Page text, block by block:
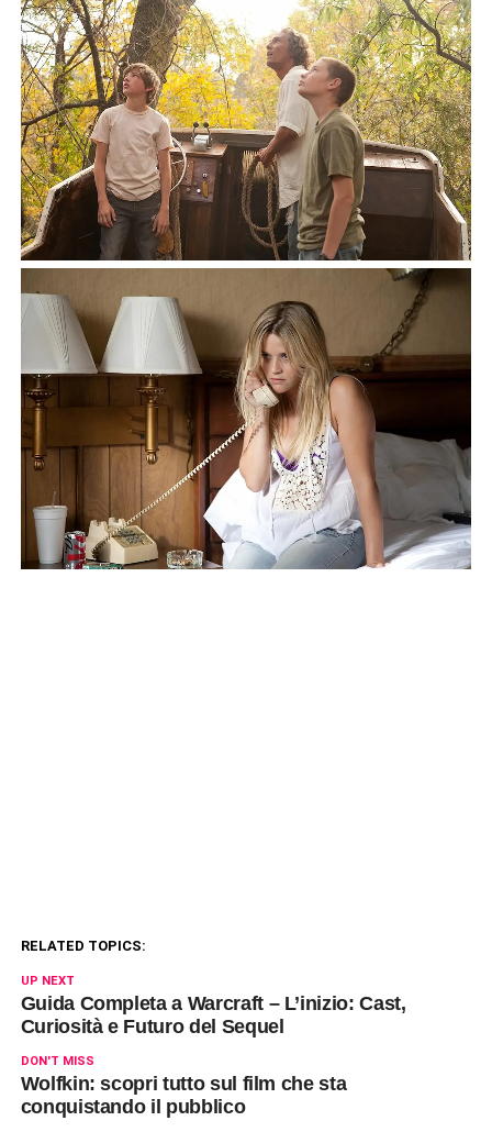
RELATED TOPICS:
UP NEXT
Guida Completa a Warcraft – L’inizio: Cast,
Curiosità e Futuro del Sequel
DON'T MISS
Wolfkin: scopri tutto sul film che sta
conquistando il pubblico